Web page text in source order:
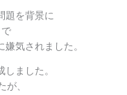
題を背景に
気されました。
ました。
が、